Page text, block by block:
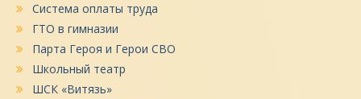
Система оплаты труда
ГТО в гимназии
Парта Героя и Герои СВО
Школьный театр
ШСК «Витязь»